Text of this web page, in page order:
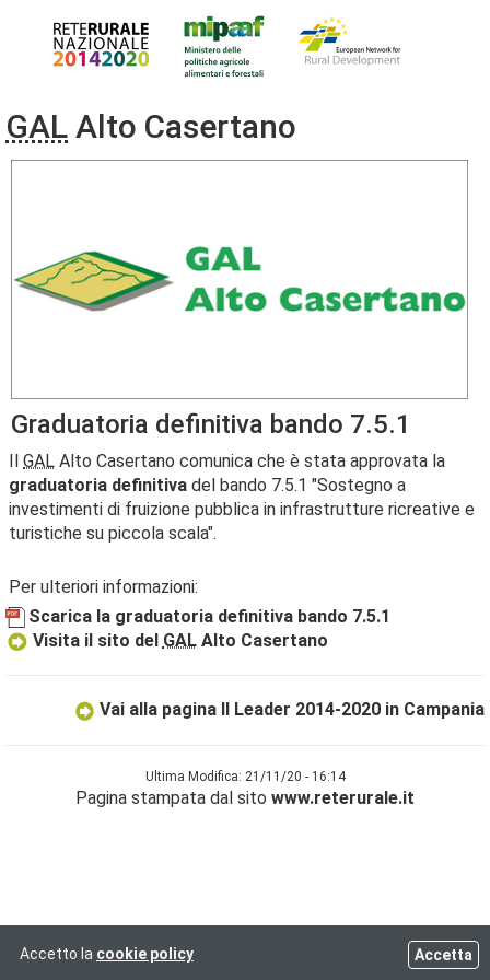
GAL Alto Casertano
Graduatoria definitiva bando 7.5.1
Il GAL Alto Casertano comunica che è stata approvata la
graduatoria definitiva del bando 7.5.1 "Sostegno a
investimenti di fruizione pubblica in infrastrutture ricreative e
turistiche su piccola scala".
Per ulteriori informazioni:
Scarica la graduatoria definitiva bando 7.5.1
Visita il sito del GALAlto Casertano
Vai alla pagina Il Leader 2014-2020 in Campania
Ultima Modifica: 21/11/20 - 16:14
Pagina stampata dal sito www.reterurale.it
Accetto la cookie policy Accetta